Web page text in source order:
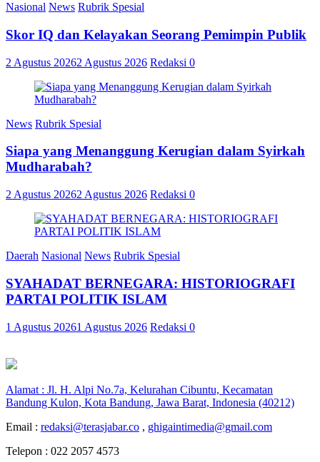
Nasional News Rubrik Spesial
Skor IQ dan Kelayakan Seorang Pemimpin Publik
2 Agustus 20262 Agustus 2026 Redaksi 0
News Rubrik Spesial
Siapa yang Menanggung Kerugian dalam Syirkah
Mudharabah?
2 Agustus 20262 Agustus 2026 Redaksi 0
Daerah Nasional News Rubrik Spesial
SYAHADAT BERNEGARA: HISTORIOGRAFI
PARTAI POLITIK ISLAM
1 Agustus 20261 Agustus 2026 Redaksi 0
Alamat : Jl. H. Alpi No.7a, Kelurahan Cibuntu, Kecamatan
Bandung Kulon, Kota Bandung, Jawa Barat, Indonesia (40212)
Email : redaksi@terasjabar.co , ghigaintimedia@gmail.com
Telepon : 022 2057 4573